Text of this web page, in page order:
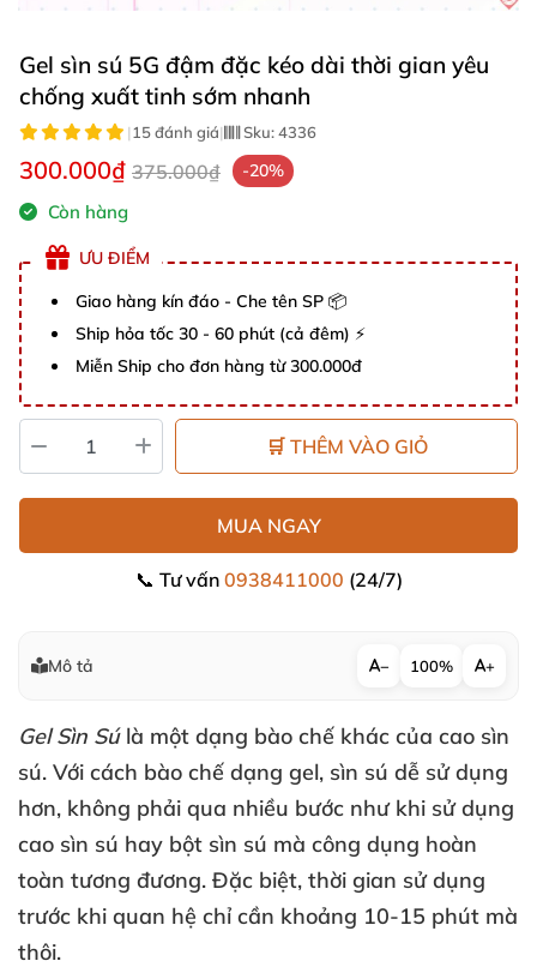
Gel sìn sú 5G đậm đặc kéo dài thời gian yêu
chống xuất tinh sớm nhanh
|15 đánh giá| Sku:4336
300.000₫ 375.000₫ -20%
Còn hàng
ƯU ĐIỂM
Giao hàng kín đáo - Che tên SP 📦
Ship hỏa tốc 30 - 60 phút (cả đêm) ⚡
Miễn Ship cho đơn hàng từ 300.000đ
🛒 THÊM VÀO GIỎ
MUA NGAY
📞 Tư vấn 0938411000 (24/7)
Mô tả − 100% +
Gel Sìn Súlà một dạng bào chế khác của cao sìn
sú. Với cách bào chế dạng gel, sìn sú dễ sử dụng
hơn, không phải qua nhiều bước như khi sử dụng
cao sìn sú hay bột sìn sú mà công dụng hoàn
toàn tương đương. Đặc biệt, thời gian sử dụng
trước khi quan hệ chỉ cần khoảng 10-15 phút mà
thôi.